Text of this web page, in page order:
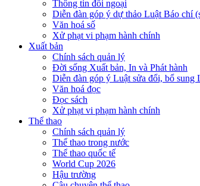
Thông tin đối ngoại
Diễn đàn góp ý dự thảo Luật Báo chí
Văn hoá số
Xử phạt vi phạm hành chính
Xuất bản
Chính sách quản lý
Đời sống Xuất bản, In và Phát hành
Diễn đàn góp ý Luật sửa đổi, bổ sung
Văn hoá đọc
Đọc sách
Xử phạt vi phạm hành chính
Thể thao
Chính sách quản lý
Thể thao trong nước
Thể thao quốc tế
World Cup 2026
Hậu trường